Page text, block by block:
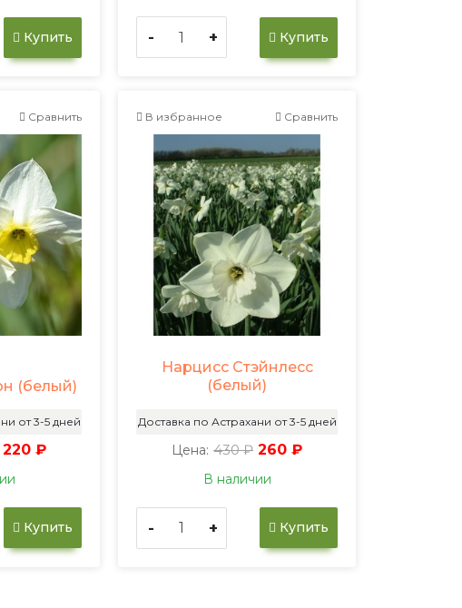
Купить - + Купить
Сравнить
(белый)
от 3-5 дней
220 ₽
Купить
В избранное Сравнить
Нарцисс Стэйнлесс
(белый)
Доставка по Астрахани от 3-5 дней
Цена: 430 ₽ 260 ₽
В наличии
- + Купить